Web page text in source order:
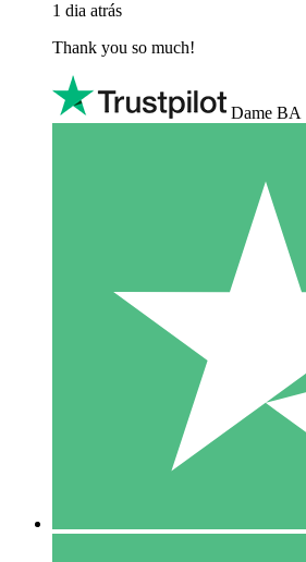
1 dia atrás
Thank you so much!
Dame BA